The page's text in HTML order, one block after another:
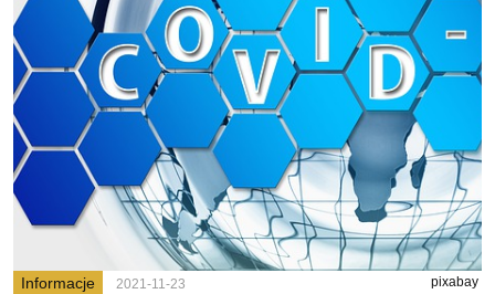
Informacje 2021-11-23 pixabay